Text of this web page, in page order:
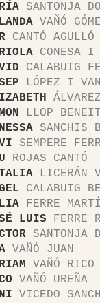
SANTONJA
VAÑÓ
CANTÓ AGULLÓ
CONESA I
CALABUIG
LÓPEZ I
LLOP
SANCHIS
SEMPERE
ROJAS CANTÓ
LICERÁN
CALABUIG
FERRE
FERRE
SANTONJA
VAÑÓ JUAN
VAÑÓ RICO
VAÑÓ UREÑA
VICEDO